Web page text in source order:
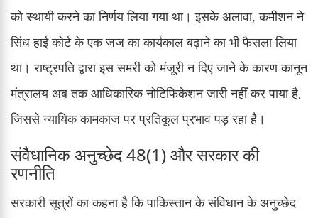
को स्थायी करने का निर्णय लिया गया था। इसके अलावा, कमीशन ने
सिंध हाई कोर्ट के एक जज का कार्यकाल बढ़ाने का भी फैसला लिया
था। राष्ट्रपति द्वारा इस समरी को मंजूरी न दिए जाने के कारण कानून
मंत्रालय अब तक आधिकारिक नोटिफिकेशन जारी नहीं कर पाया है,
जिससे न्यायिक कामकाज पर प्रतिकूल प्रभाव पड़ रहा है।
संवैधानिक अनुच्छेद 48(1) और सरकार की
रणनीति
सरकारी सूत्रों का कहना है कि पाकिस्तान के संविधान के अनुच्छेद